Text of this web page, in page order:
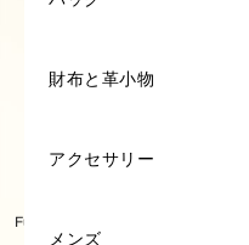
財布と革小物
アクセサリー
メンズ
バッグ
トップハンドル
ショルダーバッグ
ホーボーバッグ
長財布
名刺入れ
キーケース
ジュエリー＆ウォッチ
サングラス
FURLA PRIMROSE
ウィメンズ 新着
ショルダーバッグ
クロスボディバッグ
バケットバッグ
FURLA GIOVE
FURLA NUVOLA
FURLA GOCCIA
FURLA IRIDE
長財布
名刺入れ
キーケース
ミニ財布
ジュエリー＆ウォッチ
サングラス
フレグランス
スカーフ & マフラー
クロスボディバッグ
A4対応バッグ
財布と革小物
アクセサリー
メンズ
Furla Ginevra ショルダーバッグ M